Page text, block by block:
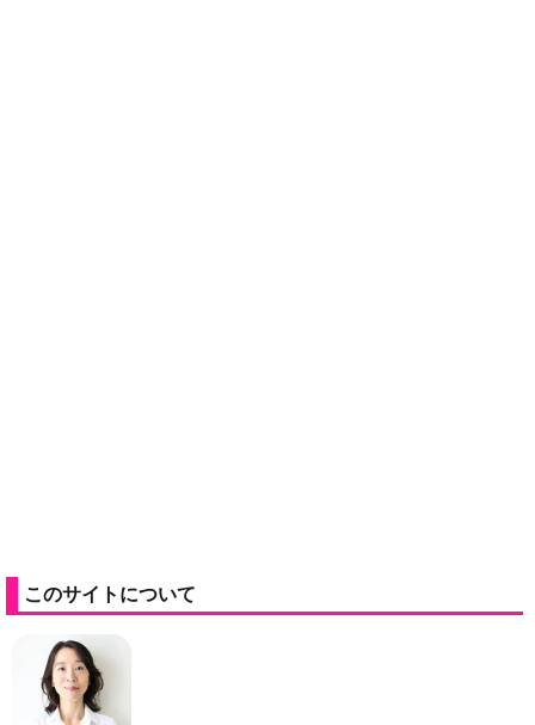
このサイトについて